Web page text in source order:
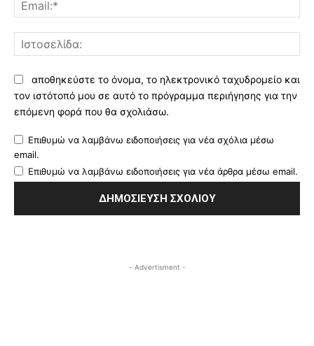
αποθηκεύστε το όνομα, το ηλεκτρονικό ταχυδρομείο και
τον ιστότοπό μου σε αυτό το πρόγραμμα περιήγησης για την
επόμενη φορά που θα σχολιάσω.
Επιθυμώ να λαμβάνω ειδοποιήσεις για νέα σχόλια μέσω
email.
Επιθυμώ να λαμβάνω ειδοποιήσεις για νέα άρθρα μέσω email.
- Advertisment -